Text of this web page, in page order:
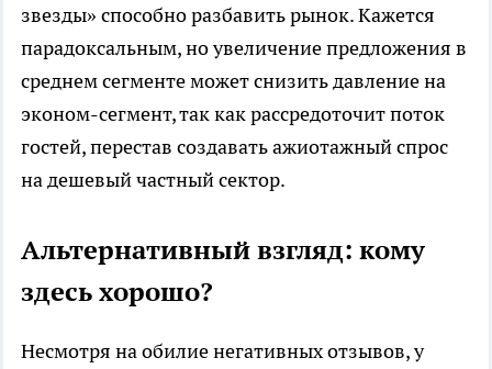
звезды» способно разбавить рынок. Кажется
парадоксальным, но увеличение предложения в
среднем сегменте может снизить давление на
эконом-сегмент, так как рассредоточит поток
гостей, перестав создавать ажиотажный спрос
на дешевый частный сектор.
Альтернативный взгляд: кому
здесь хорошо?
Несмотря на обилие негативных отзывов, у